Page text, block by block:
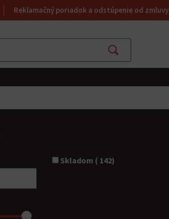
Reklamačný poriadok a odstúpenie od zmluvy
Hľadať
Skladom ( 142)